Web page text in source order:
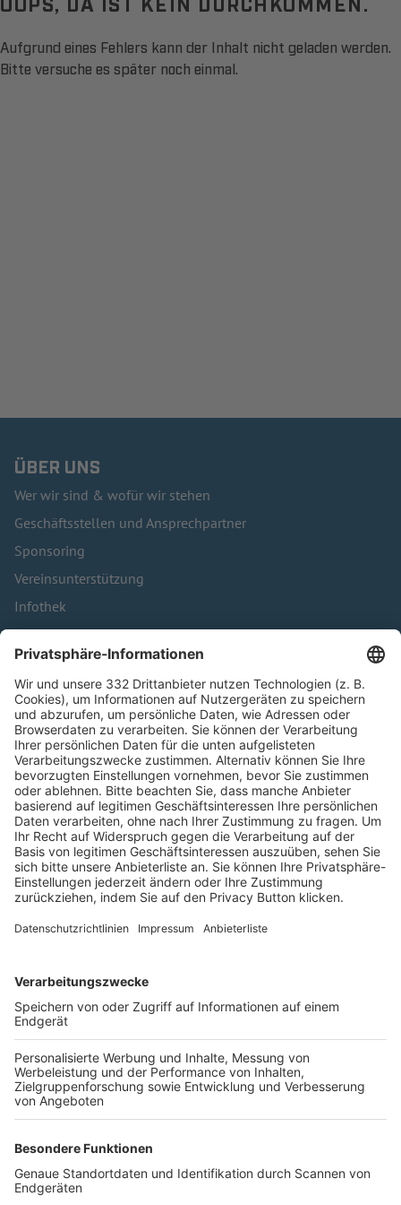
Aufgrund eines Fehlers kann der Inhalt nicht geladen werden.
Bitte versuche es später noch einmal.
ÜBER UNS
Wer wir sind & wofür wir stehen
Geschäftsstellen und Ansprechpartner
Sponsoring
Vereinsunterstützung
Infothek
Kontakt
HÄUFIG BESUCHTE SEITEN
Pässe und Vereinswechsel
Trainerausbildung
Schulungsangebot Vereinsmitarbeiter
BFV-Geschäftsstellen
Trainerbörse
Login SpielPlus
FOLGE DEM BFV
TOP-VEREINE
TOP-PARTNER